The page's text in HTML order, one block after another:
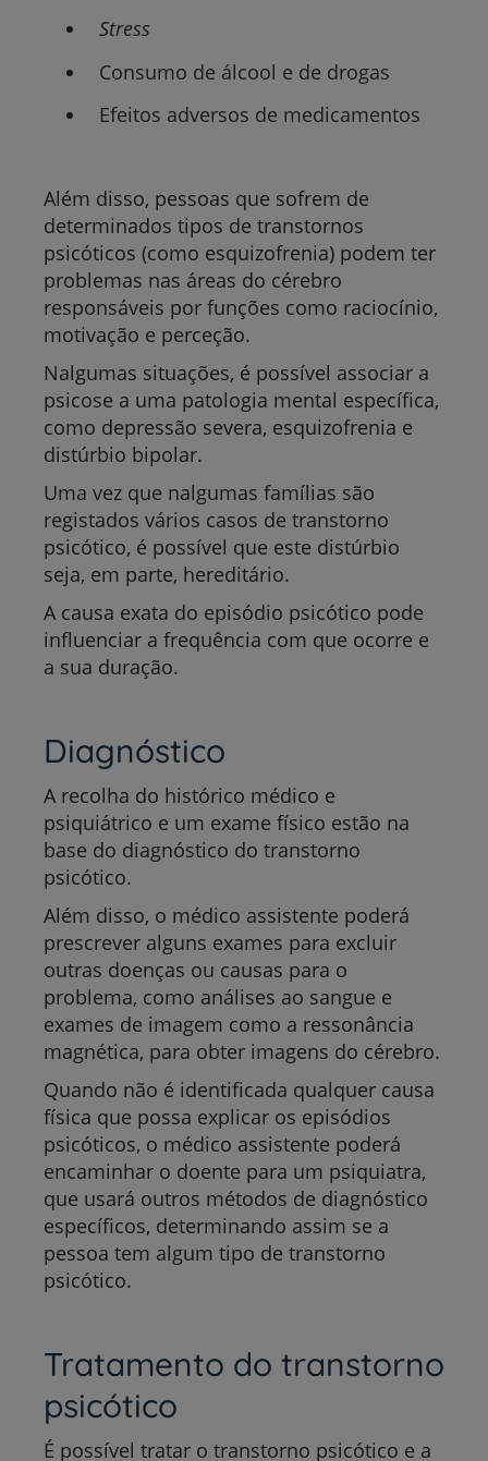
Stress
Consumo de álcool e de drogas
Efeitos adversos de medicamentos
Além disso, pessoas que sofrem de
determinados tipos de transtornos
psicóticos (como esquizofrenia) podem ter
problemas nas áreas do cérebro
responsáveis por funções como raciocínio,
motivação e perceção.
Nalgumas situações, é possível associar a
psicose a uma patologia mental específica,
como depressão severa, esquizofrenia e
distúrbio bipolar.
Uma vez que nalgumas famílias são
registados vários casos de transtorno
psicótico, é possível que este distúrbio
seja, em parte, hereditário.
A causa exata do episódio psicótico pode
influenciar a frequência com que ocorre e
a sua duração.
Diagnóstico
A recolha do histórico médico e
psiquiátrico e um exame físico estão na
base do diagnóstico do transtorno
psicótico.
Além disso, o médico assistente poderá
prescrever alguns exames para excluir
outras doenças ou causas para o
problema, como análises ao sangue e
exames de imagem como a ressonância
magnética, para obter imagens do cérebro.
Quando não é identificada qualquer causa
física que possa explicar os episódios
psicóticos, o médico assistente poderá
encaminhar o doente para um psiquiatra,
que usará outros métodos de diagnóstico
específicos, determinando assim se a
pessoa tem algum tipo de transtorno
psicótico.
Tratamento do transtorno
psicótico
É possível tratar o transtorno psicótico e a